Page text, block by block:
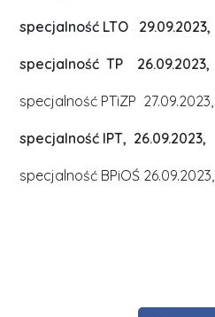
specjalność LTO 29.09.2023,
specjalność TP 26.09.2023,
specjalność PTiZP 27.09.2023,
specjalność IPT, 26.09.2023,
specjalność BPiOŚ 26.09.2023,